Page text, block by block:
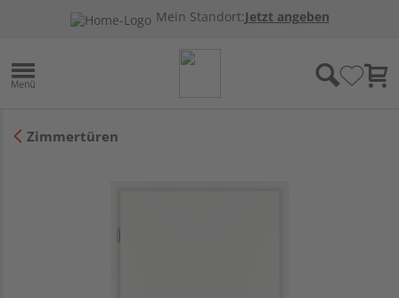
Mein Standort:Jetzt angeben
Zimmertüren